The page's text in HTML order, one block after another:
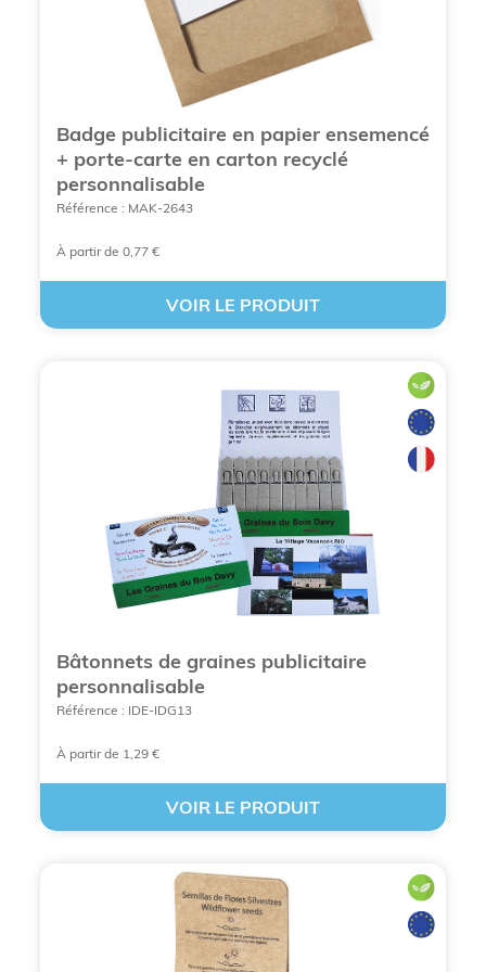
cadeaux d'affaires de prestige.
La personnalisation des emballages
et accessoires
L'impression numérique sur fourreaux en
cartonoffre une surface d'expression totale
ou vos instructions de plantation.
Les étiquettes personnalisées en papier
grainesajoutent une dimension ludique : une
Le marquage sur les accessoires de jardin
comme les petits transplantoirs
ou les arrosoirs complète parfaitement un
coffret de jardinage publicitaire.
OFFRIR UNE PLANTE PERSONNALISÉE
PUBLICITAIRE
Badge publicitaire en papier ensemencé
+ porte-carte en carton recyclé
personnalisable
Référence : MAK-2643
À partir de 0,77 €
VOIR LE PRODUIT
Bâtonnets de graines publicitaire
personnalisable
Référence : IDE-IDG13
À partir de 1,29 €
VOIR LE PRODUIT